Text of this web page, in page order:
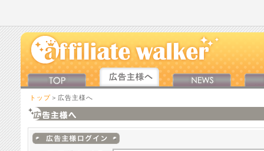
トップ ＞広告主様へ